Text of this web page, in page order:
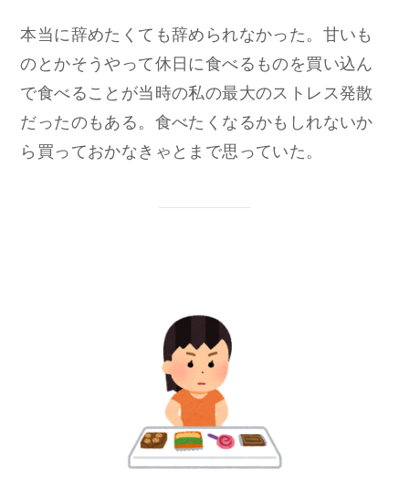
本当に辞めたくても辞められなかった。甘いも
のとかそうやって休日に食べるものを買い込ん
で食べることが当時の私の最大のストレス発散
だったのもある。食べたくなるかもしれないか
ら買っておかなきゃとまで思っていた。